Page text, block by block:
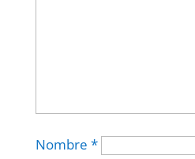
Nombre *